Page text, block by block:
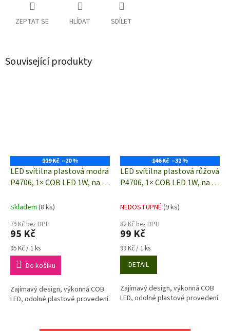
ZEPTAT SE HLÍDAT SDÍLET
Související produkty
119 Kč –20 %
LED svítilna plastová modrá
P4706, 1× COB LED 1W, na 3×
Skladem (8 ks)
79 Kč bez DPH
95 Kč
Měrná
cena:
95 Kč / 1 ks
Do košíku
Zajímavý design, výkonná COB
LED, odolné plastové provedení.
146 Kč –32 %
LED svítilna plastová růžová
P4706, 1× COB LED 1W, na 3×
NEDOSTUPNÉ(9 ks)
82 Kč bez DPH
99 Kč
Měrná
cena:
99 Kč / 1 ks
DETAIL
Zajímavý design, výkonná COB
LED, odolné plastové provedení.